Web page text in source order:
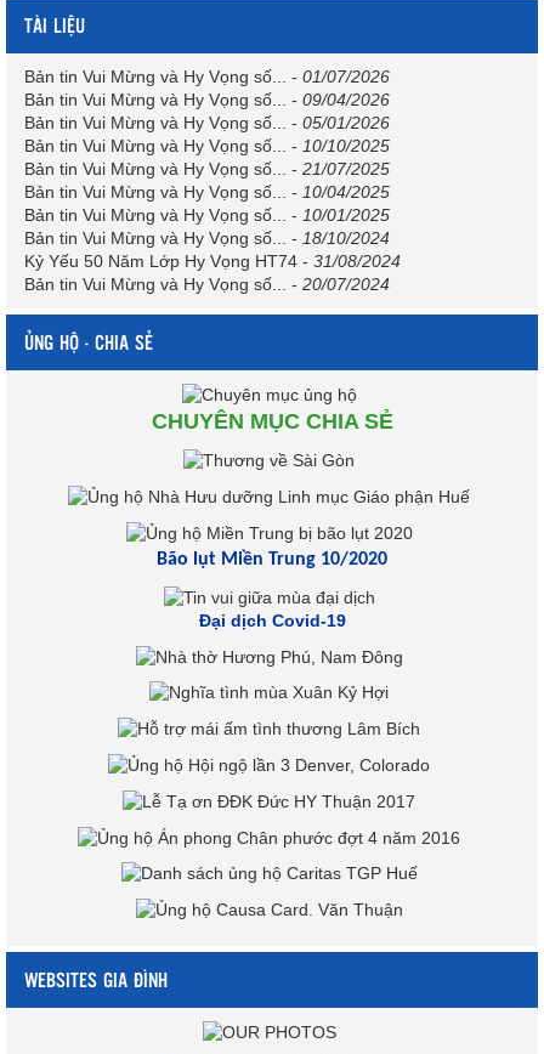
TÀI LIỆU
Bản tin Vui Mừng và Hy Vọng số... - 01/07/2026
Bản tin Vui Mừng và Hy Vọng số...
- 09/04/2026
Bản tin Vui Mừng và Hy Vọng số...
- 05/01/2026
Bản tin Vui Mừng và Hy Vọng số...
- 10/10/2025
Bản tin Vui Mừng và Hy Vọng số...
- 21/07/2025
Bản tin Vui Mừng và Hy Vọng số...
- 10/04/2025
Bản tin Vui Mừng và Hy Vọng số...
- 10/01/2025
Bản tin Vui Mừng và Hy Vọng số...
- 18/10/2024
Kỷ Yếu 50 Năm Lớp Hy Vọng HT74 - 31/08/2024
Bản tin Vui Mừng và Hy Vọng số...
- 20/07/2024
ỦNG HỘ - CHIA SẺ
CHUYÊN MỤC CHIA SẺ
Bão lụt Miền Trung 10/2020
Đại dịch Covid-19
WEBSITES GIA ĐÌNH